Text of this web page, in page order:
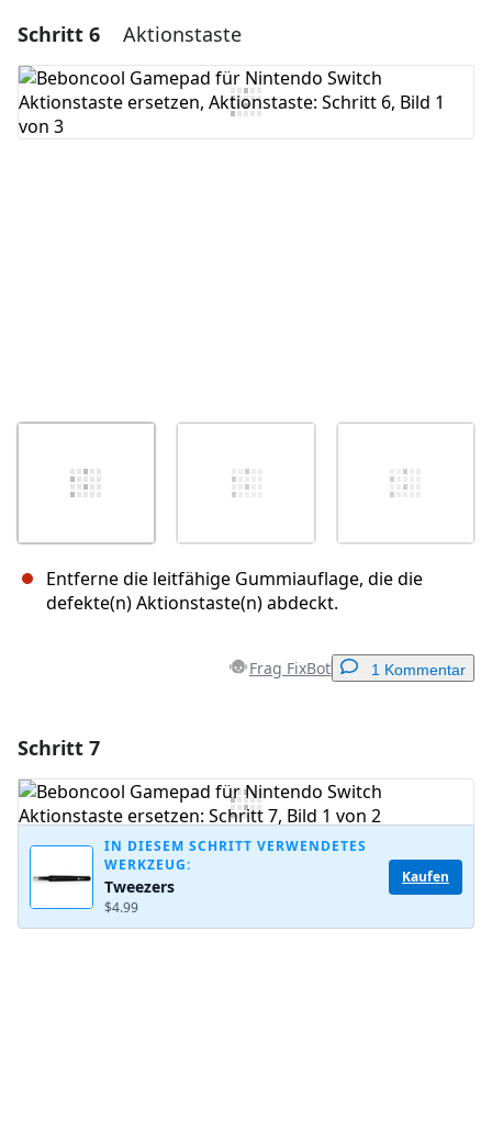
Einen Kommentar hinzufügen
Kommentar hinzufügen
Schritt 6 Aktionstaste
Entferne die leitfähige Gummiauflage, die die
defekte(n) Aktionstaste(n) abdeckt.
Frag FixBot 1 Kommentar
Kommentar hinzufügen
Kommentieren
Schritt 7
IN DIESEM SCHRITT VERWENDETES
WERKZEUG:
Tweezers
$4.99
Kaufen